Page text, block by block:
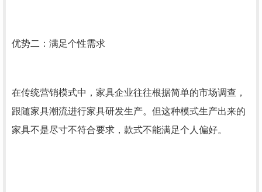
优势二：满足个性需求
在传统营销模式中，家具企业往往根据简单的市场调查，
跟随家具潮流进行家具研发生产。但这种模式生产出来的
家具不是尽寸不符合要求，款式不能满足个人偏好。